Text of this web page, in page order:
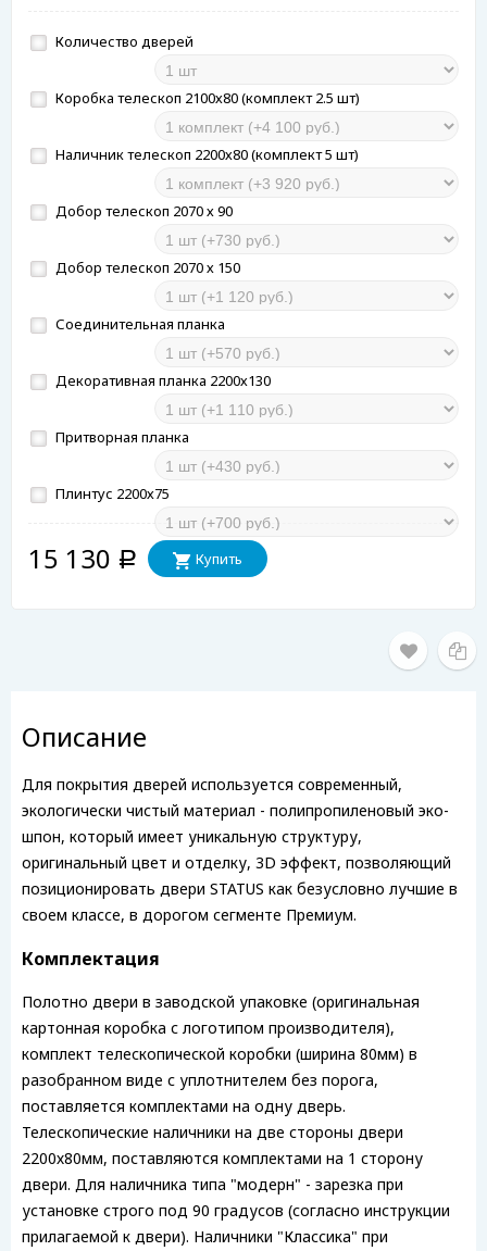
Количество дверей
Коробка телескоп 2100х80 (комплект 2.5 шт)
Наличник телескоп 2200х80 (комплект 5 шт)
Добор телескоп 2070 х 90
Добор телескоп 2070 х 150
Соединительная планка
Декоративная планка 2200х130
Притворная планка
Плинтус 2200х75
15 130 Р Купить
Описание
Для покрытия дверей используется современный,
экологически чистый материал - полипропиленовый эко-
шпон, который имеет уникальную структуру,
оригинальный цвет и отделку, 3D эффект, позволяющий
позиционировать двери STATUS как безусловно лучшие в
своем классе, в дорогом сегменте Премиум.
Комплектация
Полотно двери в заводской упаковке (оригинальная
картонная коробка с логотипом производителя),
комплект телескопической коробки (ширина 80мм) в
разобранном виде с уплотнителем без порога,
поставляется комплектами на одну дверь.
Телескопические наличники на две стороны двери
2200х80мм, поставляются комплектами на 1 сторону
двери. Для наличника типа "модерн" - зарезка при
установке строго под 90 градусов (согласно инструкции
прилагаемой к двери). Наличники "Классика" при